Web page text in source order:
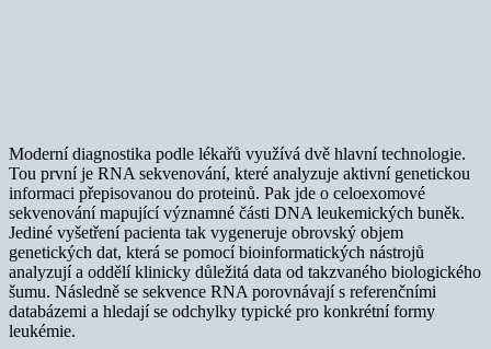
Moderní diagnostika podle lékařů využívá dvě hlavní technologie.
Tou první je RNA sekvenování, které analyzuje aktivní genetickou
informaci přepisovanou do proteinů. Pak jde o celoexomové
sekvenování mapující významné části DNA leukemických buněk.
Jediné vyšetření pacienta tak vygeneruje obrovský objem
genetických dat, která se pomocí bioinformatických nástrojů
analyzují a oddělí klinicky důležitá data od takzvaného biologického
šumu. Následně se sekvence RNA porovnávají s referenčními
databázemi a hledají se odchylky typické pro konkrétní formy
leukémie.